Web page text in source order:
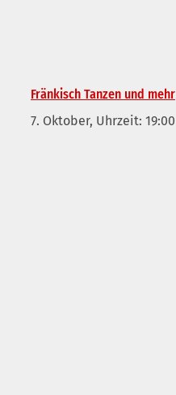
Fränkisch Tanzen und mehr
7. Oktober, Uhrzeit: 19:00